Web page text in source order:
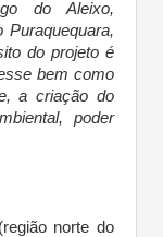
do Aleixo,
do projeto é
bem como
a criação do
poder
norte do